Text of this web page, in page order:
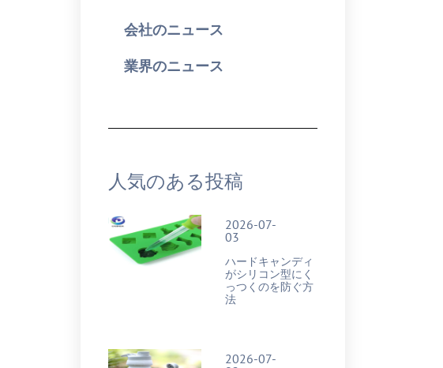
会社のニュース
業界のニュース
人気のある投稿
2026-07-
03
ハードキャンディ
がシリコン型にく
っつくのを防ぐ方
法
2026-07-